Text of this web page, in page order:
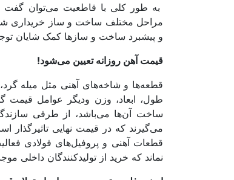
به طور کلی با قاطعیت می‌توان
مراحل مختلف ساخت و ساز خریداری
و پیشبرد ساخت و سازها کمک شایان
قیمت آهن روزانه تعیین می‌شود!
قطعه‌ها و شاخه‌های آهنی مثل میله
طول، ابعاد، وزن ودیگر عوامل قیمت
ساخت آن‌ها می‌باشد، از طرفی
می‌گیرند که در قیمت نهایی
قطعات آهنی و پروفیل‌های فولادی
نماند که خرید از تولیدکنندگان